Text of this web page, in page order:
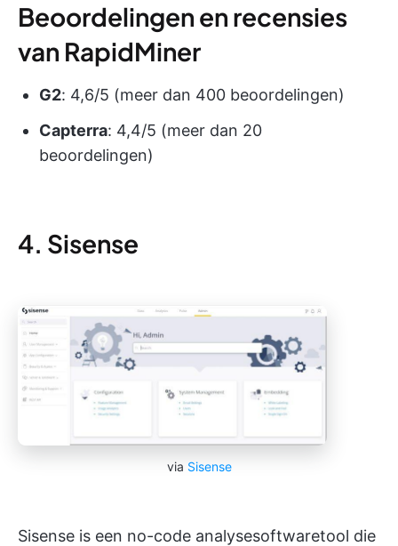
Beoordelingen en recensies
van RapidMiner
G2: 4,6/5 (meer dan 400 beoordelingen)
Capterra: 4,4/5 (meer dan 20
beoordelingen)
4. Sisense
via Sisense
Sisense is een no-code analysesoftwaretool die